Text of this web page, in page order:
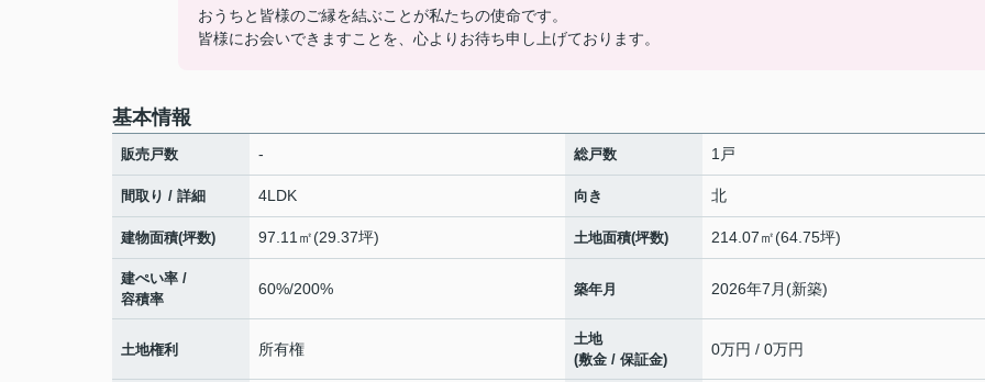
おうちと皆様のご縁を結ぶことが私たちの使命です。
皆様にお会いできますことを、心よりお待ち申し上げております。
基本情報
販売戸数 - 総戸数 1戸
間取り / 詳細 4LDK 向き 北
建物面積(坪数) 97.11㎡(29.37坪) 土地面積(坪数) 214.07㎡(64.75坪)
建ぺい率 /
容積率
60%/200% 築年月 2026年7月(新築)
土地権利 所有権
土地
(敷金 / 保証金)
0万円 / 0万円